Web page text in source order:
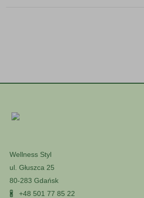
Wellness Styl
ul. Głuszca 25
80-283 Gdańsk
🖁 +48 501 77 85 22